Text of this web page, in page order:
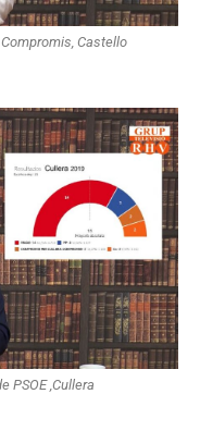
Castello
PSOE ,Cullera